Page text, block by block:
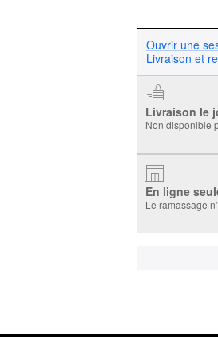
Ouvrir une
Livraison et
Livraison le
Non disponible
En ligne
Le ramassage